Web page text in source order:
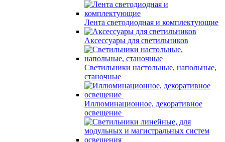
Лента светодиодная и комплектующие
Аксессуары для светильников
Светильники настольные, напольные,
станочные
Иллюминационное, декоративное
освещение